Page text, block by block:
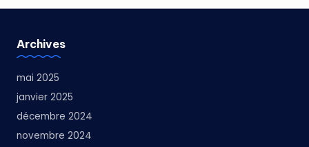
Archives
mai 2025
janvier 2025
décembre 2024
novembre 2024